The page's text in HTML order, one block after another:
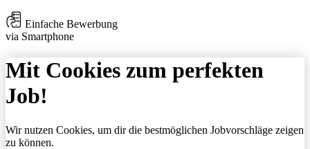
Einfache Bewerbung
via Smartphone
Mit Cookies zum perfekten
Job!
Wir nutzen Cookies, um dir die bestmöglichen Jobvorschläge zeigen
zu können.